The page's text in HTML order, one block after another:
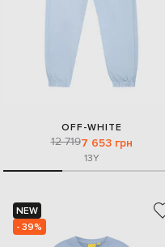
OFF-WHITE
12 7197 653 грн
13Y
NEW
- 39%